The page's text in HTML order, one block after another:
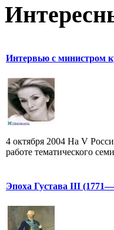
Интервью с министром
4 октября 2004 На V
работе тематического
Эпоха Густава III